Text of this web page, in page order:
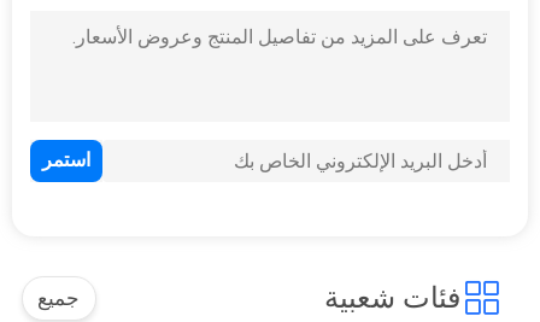
ورقيّ يختبر تجهيز
فئات شعبية جميع